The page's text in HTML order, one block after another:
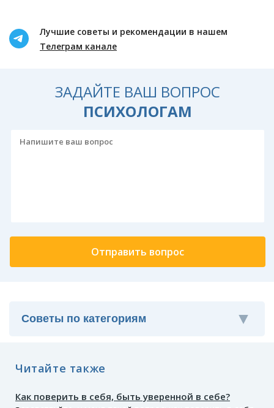
Лучшие советы и рекомендации в нашем
Телеграм канале
ЗАДАЙТЕ ВАШ ВОПРОС
ПСИХОЛОГАМ
Читайте также
Как поверить в себя, быть уверенной в себе?